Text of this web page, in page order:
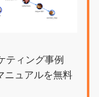
ティング事例
ニュアルを無料